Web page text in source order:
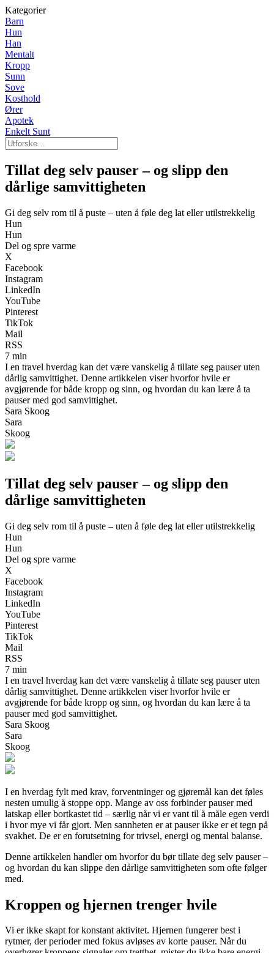
Kategorier
Barn
Hun
Han
Mentalt
Kropp
Sunn
Sove
Kosthold
Ører
Apotek
Enkelt Sunt
Tillat deg selv pauser – og slipp den
dårlige samvittigheten
Gi deg selv rom til å puste – uten å føle deg lat eller utilstrekkelig
Hun
Hun
Del og spre varme
X
Facebook
Instagram
LinkedIn
YouTube
Pinterest
TikTok
Mail
RSS
7 min
I en travel hverdag kan det være vanskelig å tillate seg pauser uten
dårlig samvittighet. Denne artikkelen viser hvorfor hvile er
avgjørende for både kropp og sinn, og hvordan du kan lære å ta
pauser med god samvittighet.
Sara Skoog
Sara
Skoog
Tillat deg selv pauser – og slipp den
dårlige samvittigheten
Gi deg selv rom til å puste – uten å føle deg lat eller utilstrekkelig
Hun
Hun
Del og spre varme
X
Facebook
Instagram
LinkedIn
YouTube
Pinterest
TikTok
Mail
RSS
7 min
I en travel hverdag kan det være vanskelig å tillate seg pauser uten
dårlig samvittighet. Denne artikkelen viser hvorfor hvile er
avgjørende for både kropp og sinn, og hvordan du kan lære å ta
pauser med god samvittighet.
Sara Skoog
Sara
Skoog
I en hverdag fylt med krav, forventninger og gjøremål kan det føles
nesten umulig å stoppe opp. Mange av oss forbinder pauser med
latskap eller bortkastet tid – særlig når vi er vant til å måle egen verdi
i hvor mye vi får gjort. Men sannheten er at pauser ikke er et tegn på
svakhet. De er en forutsetning for trivsel, energi og mental balanse.
Denne artikkelen handler om hvorfor du bør tillate deg selv pauser –
og hvordan du kan slippe den dårlige samvittigheten som ofte følger
med.
Kroppen og hjernen trenger hvile
Vi er ikke skapt for konstant aktivitet. Hjernen fungerer best i
rytmer, der perioder med fokus avløses av korte pauser. Når du